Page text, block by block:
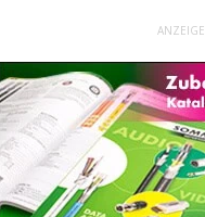
ANZEIGE